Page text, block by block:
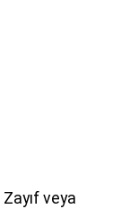
Zayıf veya